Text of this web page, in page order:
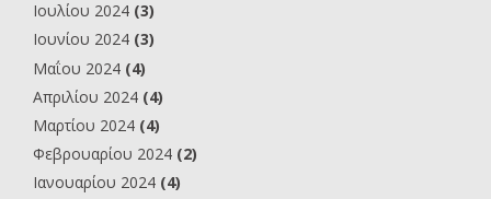
Ιουλίου 2024 (3)
Ιουνίου 2024 (3)
Μαΐου 2024 (4)
Απριλίου 2024 (4)
Μαρτίου 2024 (4)
Φεβρουαρίου 2024 (2)
Ιανουαρίου 2024 (4)